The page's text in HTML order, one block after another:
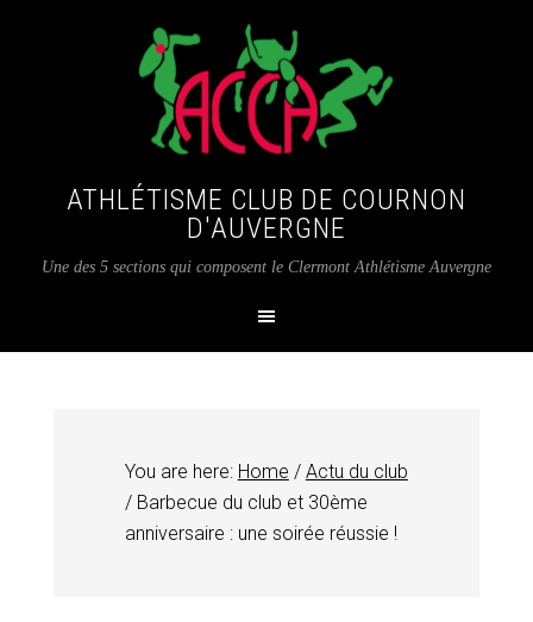
ATHLÉTISME CLUB DE COURNON
D'AUVERGNE
Une des 5 sections qui composent le Clermont Athlétisme Auvergne
You are here: Home / Actu du club
/Barbecue du club et 30ème
anniversaire : une soirée réussie !